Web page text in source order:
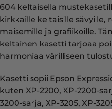
604 keltaisella
kirkkaille keltaisille sävyille,
maisemille ja grafiikoille.
keltainen kasetti tarjoaa
harmoniaa värilliseen
Kasetti sopii Epson
kuten XP-2200, XP-2200-
3200-sarja, XP-3205, XP-